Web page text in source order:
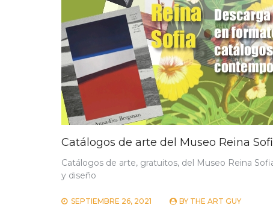
Catálogos de arte del Museo Reina
Catálogos de arte, gratuitos, del Museo Reina
y diseño
SEPTIEMBRE 26, 2021 BY THE ART GUY